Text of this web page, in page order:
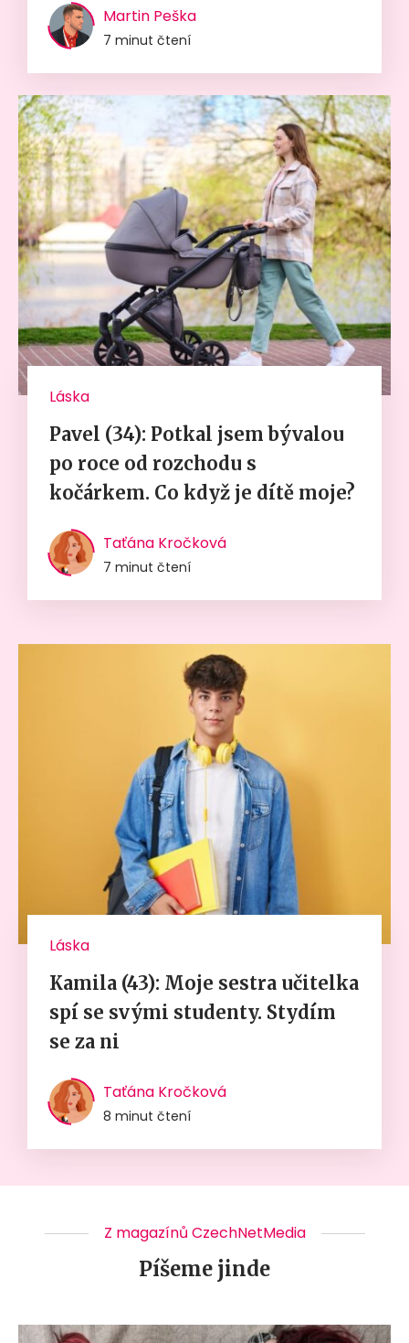
Martin Peška
7 minut čtení
Láska
Pavel (34): Potkal jsem bývalou
po roce od rozchodu s
kočárkem. Co když je dítě moje?
Taťána Kročková
7 minut čtení
Láska
Kamila (43): Moje sestra učitelka
spí se svými studenty. Stydím
se za ni
Taťána Kročková
8 minut čtení
Z magazínů CzechNetMedia
Píšeme jinde